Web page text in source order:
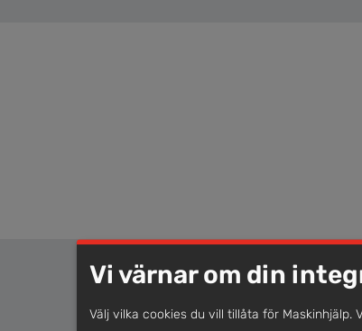
Vi värnar om din
Välj vilka cookies du vill tillåta för